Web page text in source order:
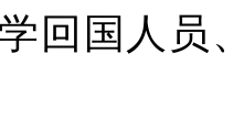
回国人员